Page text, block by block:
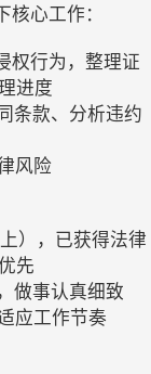
心工作：
权行为，整理证
进度
条款、分析违约
风险
），已获得法律
先
做事认真细致
应工作节奏